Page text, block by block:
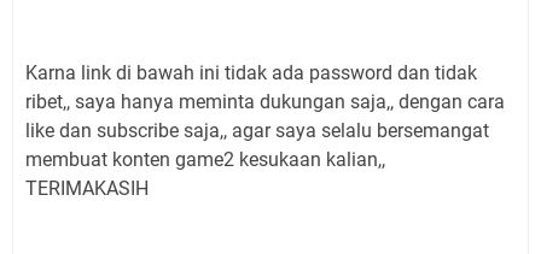
Karna link di bawah ini tidak ada password dan tidak
ribet,, saya hanya meminta dukungan saja,, dengan cara
like dan subscribe saja,, agar saya selalu bersemangat
membuat konten game2 kesukaan kalian,,
TERIMAKASIH